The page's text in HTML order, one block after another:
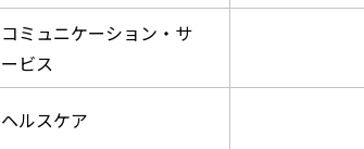
コミュニケーション・サ
ービス
ヘルスケア